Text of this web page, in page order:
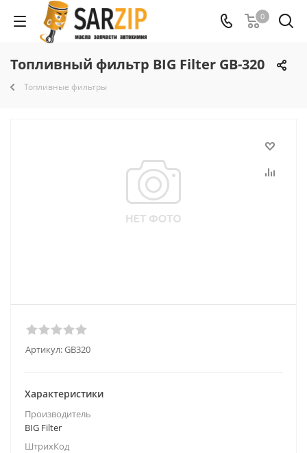
0
Топливный фильтр BIG Filter GB-320
Топливные фильтры
Артикул:GB320
Характеристики
Производитель
BIG Filter
ШтрихКод